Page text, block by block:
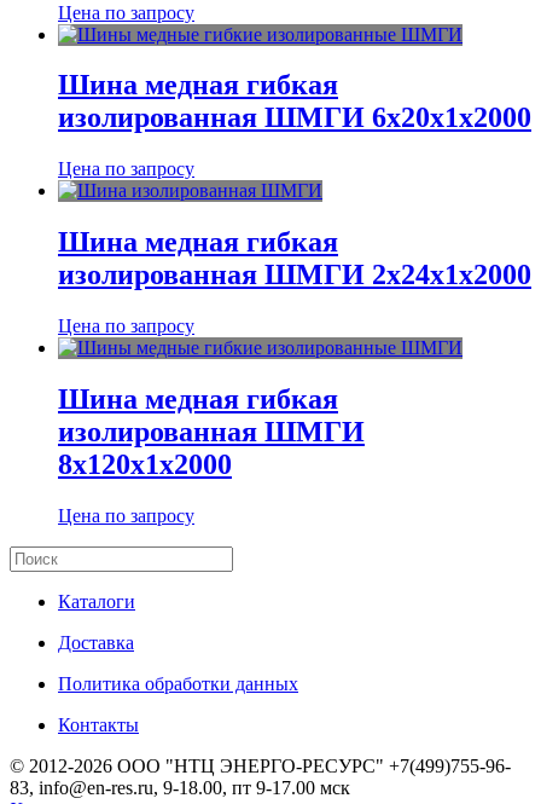
Цена по запросу
Шина медная гибкая
изолированная ШМГИ 6х20х1х2000
Цена по запросу
Шина медная гибкая
изолированная ШМГИ 2х24х1х2000
Цена по запросу
Шина медная гибкая
изолированная ШМГИ
8х120х1х2000
Цена по запросу
Каталоги
Доставка
Политика обработки данных
Контакты
© 2012-2026 ООО "НТЦ ЭНЕРГО-РЕСУРС" +7(499)755-96-
83, info@en-res.ru, 9-18.00, пт 9-17.00 мск